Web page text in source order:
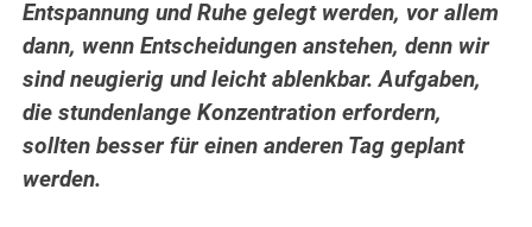
Entspannung und Ruhe gelegt werden, vor allem
dann, wenn Entscheidungen anstehen, denn wir
sind neugierig und leicht ablenkbar. Aufgaben,
die stundenlange Konzentration erfordern,
sollten besser für einen anderen Tag geplant
werden.